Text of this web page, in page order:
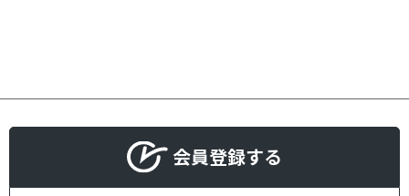
会員登録する